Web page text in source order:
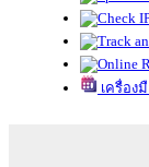
เครื่อง